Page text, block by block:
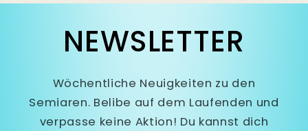
NEWSLETTER
Wöchentliche Neuigkeiten zu den
Semiaren. Belibe auf dem Laufenden und
verpasse keine Aktion! Du kannst dich